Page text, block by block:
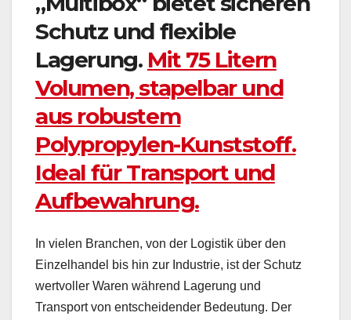
Schutz und flexible
Lagerung. Mit 75 Litern
Volumen, stapelbar und
aus robustem
Polypropylen-Kunststoff.
Ideal für Transport und
Aufbewahrung.
In vielen Branchen, von der Logistik über den
Einzelhandel bis hin zur Industrie, ist der Schutz
wertvoller Waren während Lagerung und
Transport von entscheidender Bedeutung. Der